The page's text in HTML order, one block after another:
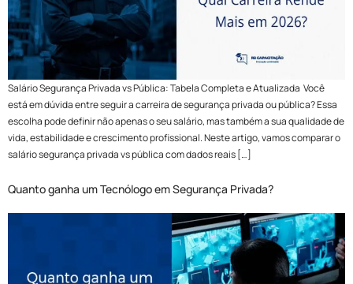
Salário Segurança Privada vs Pública: Tabela Completa e Atualizada Você
está em dúvida entre seguir a carreira de segurança privada ou pública? Essa
escolha pode definir não apenas o seu salário, mas também a sua qualidade de
vida, estabilidade e crescimento profissional. Neste artigo, vamos comparar o
salário segurança privada vs pública com dados reais […]
Quanto ganha um Tecnólogo em Segurança Privada?